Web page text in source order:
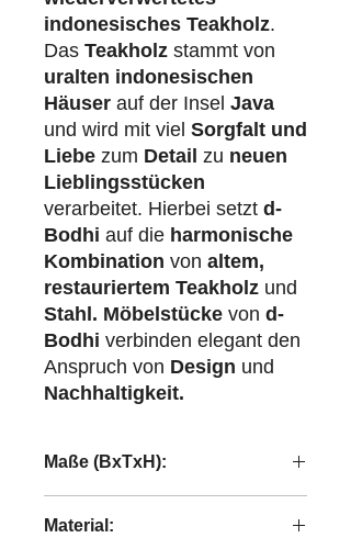
indonesisches Teakholz.
Das Teakholz stammt von
uralten indonesischen
Häuser auf der Insel Java
und wird mit viel Sorgfalt und
Liebe zum Detail zu neuen
Lieblingsstücken
verarbeitet. Hierbei setzt d-
Bodhi auf die harmonische
Kombination von altem,
restauriertem Teakholz und
Stahl. Möbelstücke von d-
Bodhi verbinden elegant den
Anspruch von Design und
Nachhaltigkeit.
Maße (BxTxH):
Material: